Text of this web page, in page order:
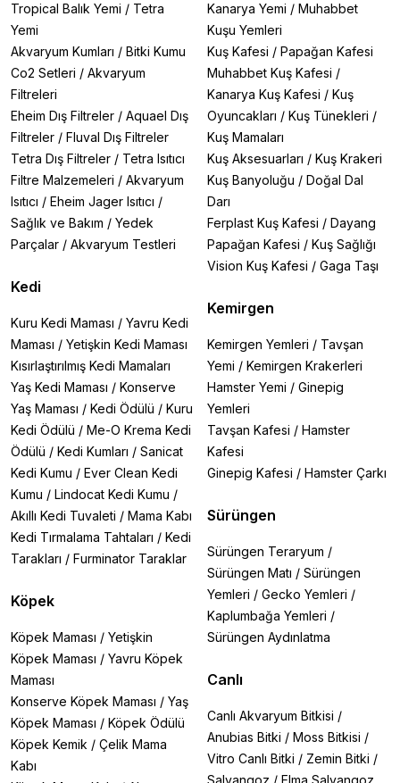
Tropical Balık Yemi / Tetra
Yemi
Akvaryum Kumları / Bitki Kumu
Co2 Setleri / Akvaryum
Filtreleri
Eheim Dış Filtreler / Aquael Dış
Filtreler / Fluval Dış Filtreler
Tetra Dış Filtreler / Tetra Isıtıcı
Filtre Malzemeleri / Akvaryum
Isıtıcı / Eheim Jager Isıtıcı /
Sağlık ve Bakım / Yedek
Parçalar / Akvaryum Testleri
Kedi
Kuru Kedi Maması / Yavru Kedi
Maması / Yetişkin Kedi Maması
Kısırlaştırılmış Kedi Mamaları
Yaş Kedi Maması / Konserve
Yaş Maması / Kedi Ödülü / Kuru
Kedi Ödülü / Me-O Krema Kedi
Ödülü / Kedi Kumları / Sanicat
Kedi Kumu / Ever Clean Kedi
Kumu / Lindocat Kedi Kumu /
Akıllı Kedi Tuvaleti / Mama Kabı
Kedi Tırmalama Tahtaları / Kedi
Tarakları / Furminator Taraklar
Köpek
Köpek Maması / Yetişkin
Köpek Maması / Yavru Köpek
Maması
Konserve Köpek Maması / Yaş
Köpek Maması / Köpek Ödülü
Köpek Kemik / Çelik Mama
Kabı
Kanarya Yemi / Muhabbet
Kuşu Yemleri
Kuş Kafesi / Papağan Kafesi
Muhabbet Kuş Kafesi /
Kanarya Kuş Kafesi / Kuş
Oyuncakları / Kuş Tünekleri /
Kuş Mamaları
Kuş Aksesuarları / Kuş Krakeri
Kuş Banyoluğu / Doğal Dal
Darı
Ferplast Kuş Kafesi / Dayang
Papağan Kafesi / Kuş Sağlığı
Vision Kuş Kafesi / Gaga Taşı
Kemirgen
Kemirgen Yemleri / Tavşan
Yemi / Kemirgen Krakerleri
Hamster Yemi / Ginepig
Yemleri
Tavşan Kafesi / Hamster
Kafesi
Ginepig Kafesi / Hamster Çarkı
Sürüngen
Sürüngen Teraryum /
Sürüngen Matı / Sürüngen
Yemleri / Gecko Yemleri /
Kaplumbağa Yemleri /
Sürüngen Aydınlatma
Canlı
Canlı Akvaryum Bitkisi /
Anubias Bitki / Moss Bitkisi /
Vitro Canlı Bitki / Zemin Bitki /
Salyangoz / Elma Salyangoz